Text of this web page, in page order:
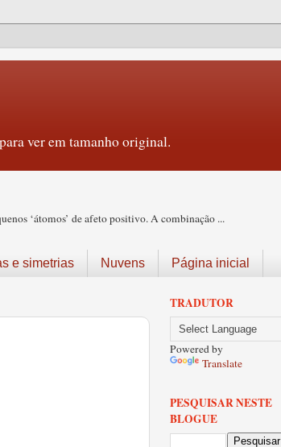
ver em tamanho original.
‘átomos’ de afeto positivo. A combinação ...
e simetrias Nuvens Página inicial
TRADUTOR
Powered by
Translate
PESQUISAR NESTE
BLOGUE